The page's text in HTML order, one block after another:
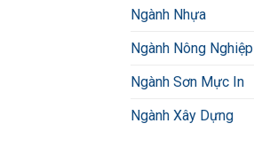
Ngành Nhựa
Ngành Nông Nghiệp
Ngành Sơn Mực In
Ngành Xây Dựng